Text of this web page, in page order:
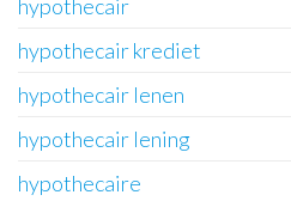
hypothecair
hypothecair krediet
hypothecair lenen
hypothecair lening
hypothecaire